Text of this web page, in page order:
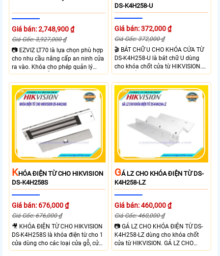
Giá bán: 2,748,900 ₫
Giá Gốc: 3,927,000 ₫
📷 EZVIZ LT70 là lựa chọn phù hợp
cho nhu cầu nâng cấp an ninh cửa
ra vào. Khóa cho phép quản lý
người dùng dễ dàng theo dõi trạng
thái hoạt động và hỗ trợ cảnh báo
thông minh qua điện thoại. Khóa
cửa mang lại sự tiện lợi nhờ sự linh
hoạt trong cách sử dụng như vân
tay, mật khẩu và thẻ từ đảm bảo
kiểm soát ra vào hiệu quả.
DS-K4H258-U
Giá bán: 372,000 ₫
Giá Gốc: 372,000 ₫
🎬 BÁT CHỮ U CHO KHÓA CỬA TỪ
DS-K4H258-U là bát chữ U dùng
cho khóa chốt cửa từ HIKVISION.
Sản phẩm được thiết kế chắc chắn,
dùng cho khóa Hikvision SH-
K5H258S/D. BÁT CHỮ U CHO
KHÓA CỬA TỪ DS-K4H258-U phù
hợp cửa ra vào, mở ra hướng về
bên trong ở góc 90 độ.
KHÓA ĐIỆN TỪ CHO HIKVISION
DS-K4H258S
Giá bán: 676,000 ₫
Giá Gốc: 676,000 ₫
🎥 KHÓA ĐIỆN TỪ CHO HIKVISION
DS-K4H258S là khóa điện từ cho 1
cửa dùng cho các loại cửa gỗ, cửa
kính, cửa kim loại, cửa chống cháy
GÁ LZ CHO KHÓA ĐIỆN TỪ DS-
K4H258-LZ
Giá bán: 460,000 ₫
Giá Gốc: 460,000 ₫
📷 GÁ LZ CHO KHÓA ĐIỆN TỪ DS-
K4H258-LZ dùng cho khóa chốt
cửa từ HIKVISION. GÁ LZ CHO
KHÓA ĐIỆN TỪ DS-K4H258-LZ